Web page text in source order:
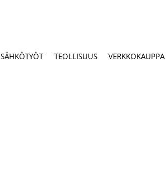
SÄHKÖTYÖT TEOLLISUUS VERKKOKAUPPA